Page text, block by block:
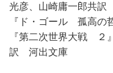
光彦、山崎庸一郎共
『ド・ゴール 孤高の
『第二次世界大戦 ２
訳 河出文庫